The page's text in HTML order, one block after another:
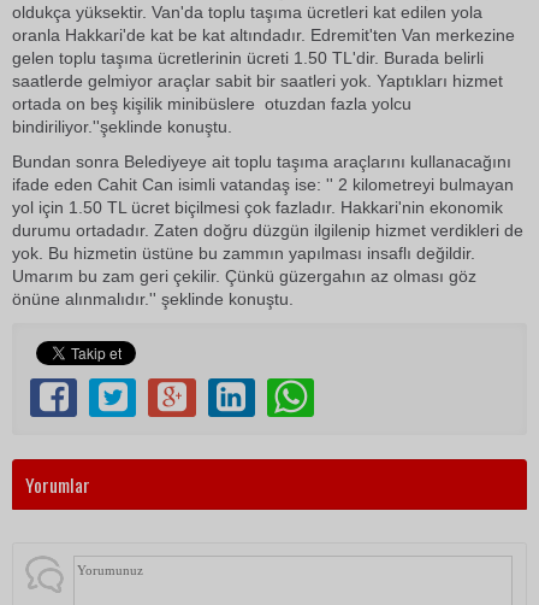
oldukça yüksektir. Van'da toplu taşıma ücretleri kat edilen yola
oranla Hakkari'de kat be kat altındadır. Edremit'ten Van merkezine
gelen toplu taşıma ücretlerinin ücreti 1.50 TL'dir. Burada belirli
saatlerde gelmiyor araçlar sabit bir saatleri yok. Yaptıkları hizmet
ortada on beş kişilik minibüslere otuzdan fazla yolcu
bindiriliyor.''şeklinde konuştu.
Bundan sonra Belediyeye ait toplu taşıma araçlarını kullanacağını
ifade eden Cahit Can isimli vatandaş ise: '' 2 kilometreyi bulmayan
yol için 1.50 TL ücret biçilmesi çok fazladır. Hakkari'nin ekonomik
durumu ortadadır. Zaten doğru düzgün ilgilenip hizmet verdikleri de
yok. Bu hizmetin üstüne bu zammın yapılması insaflı değildir.
Umarım bu zam geri çekilir. Çünkü güzergahın az olması göz
önüne alınmalıdır.'' şeklinde konuştu.
Yorumlar